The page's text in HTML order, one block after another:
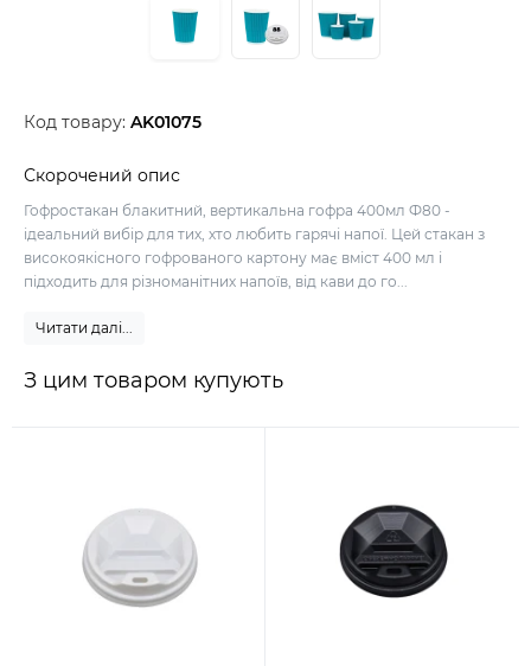
Код товару: AK01075
Скорочений опис
Гофростакан блакитний, вертикальна гофра 400мл Ф80 -
ідеальний вибір для тих, хто любить гарячі напої. Цей стакан з
високоякісного гофрованого картону має вміст 400 мл і
підходить для різноманітних напоїв, від кави до го...
Читати далі...
З цим товаром купують